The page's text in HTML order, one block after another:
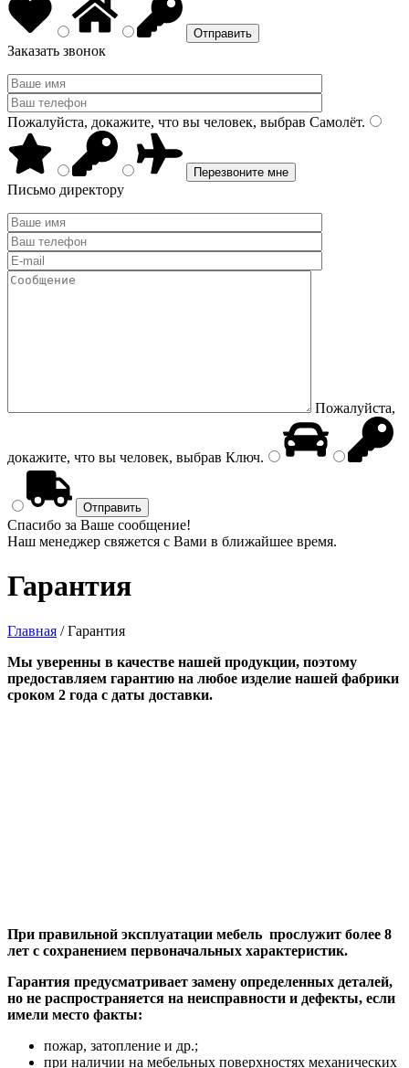
Заказать звонок
Пожалуйста, докажите, что вы человек, выбрав Самолёт.
Письмо директору
Пожалуйста,
докажите, что вы человек, выбрав Ключ.
Спасибо за Ваше сообщение!
Наш менеджер свяжется с Вами в ближайшее время.
Гарантия
Главная /Гарантия
Мы уверенны в качестве нашей продукции, поэтому
предоставляем гарантию на любое изделие нашей фабрики
сроком 2 года с даты доставки.
При правильной эксплуатации мебель прослужит более 8
лет с сохранением первоначальных характеристик.
Гарантия предусматривает замену определенных деталей,
но не распространяется на неисправности и дефекты, если
имели место факты:
пожар, затопление и др.;
при наличии на мебельных поверхностях механических